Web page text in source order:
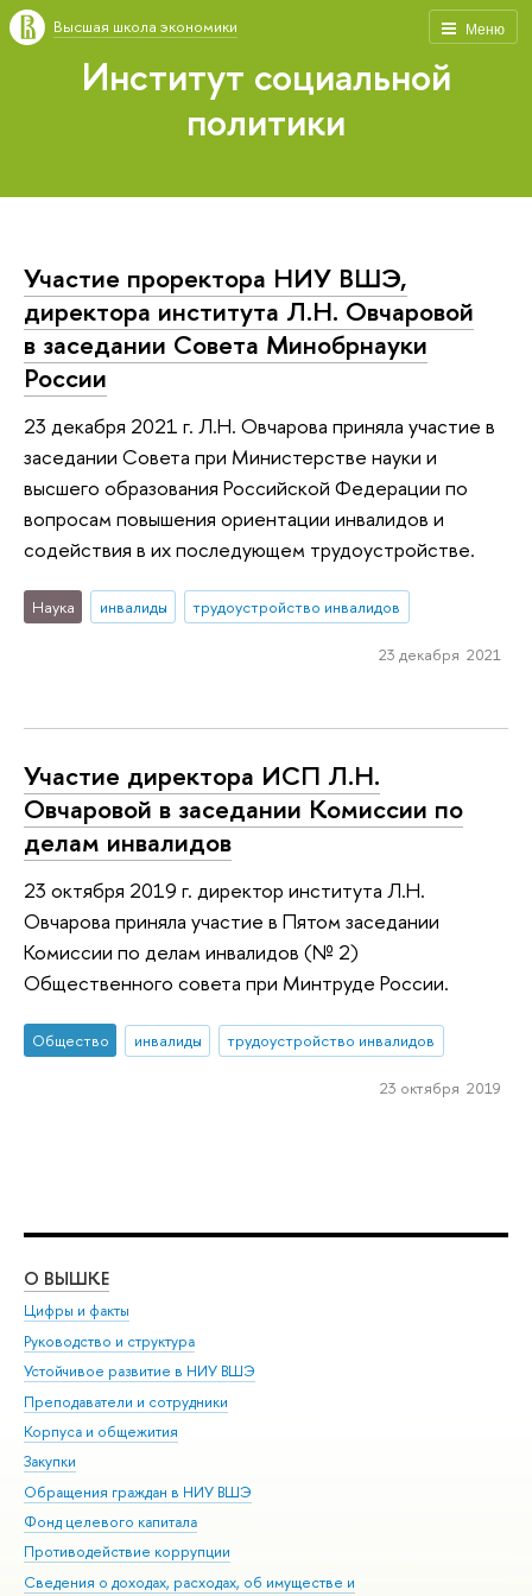
Меню
Высшая школа экономики
Институт социальной
политики
Участие проректора НИУ ВШЭ,
директора института Л.Н. Овчаровой
в заседании Совета Минобрнауки
России
23 декабря 2021 г. Л.Н. Овчарова приняла участие в
заседании Совета при Министерстве науки и
высшего образования Российской Федерации по
вопросам повышения ориентации инвалидов и
содействия в их последующем трудоустройстве.
Наука инвалиды трудоустройство инвалидов
23 декабря 2021
Участие директора ИСП Л.Н.
Овчаровой в заседании Комиссии по
делам инвалидов
23 октября 2019 г. директор института Л.Н.
Овчарова приняла участие в Пятом заседании
Комиссии по делам инвалидов (№ 2)
Общественного совета при Минтруде России.
Общество инвалиды трудоустройство инвалидов
23 октября 2019
О ВЫШКЕ
Цифры и факты
Руководство и структура
Устойчивое развитие в НИУ ВШЭ
Преподаватели и сотрудники
Корпуса и общежития
Закупки
Обращения граждан в НИУ ВШЭ
Фонд целевого капитала
Противодействие коррупции
Сведения о доходах, расходах, об имуществе и